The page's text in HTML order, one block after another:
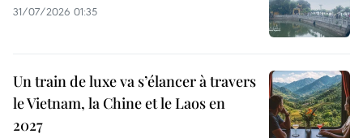
31/07/2026 01:35
Un train de luxe va s’élancer à travers
le Vietnam, la Chine et le Laos en
2027